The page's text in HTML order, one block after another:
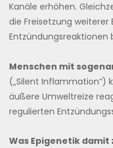
Kanäle erhöhen.
die Freisetzung
Entzündungsreaktionen
Menschen mit
(„Silent Inflammation“)
äußere Umweltreize
regulierten
Was Epigenetik damit